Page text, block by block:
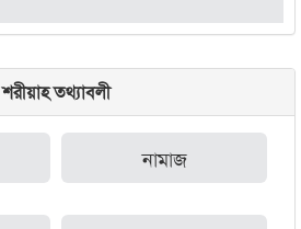
শরীয়াহ তথ্যাবলী
নামাজ